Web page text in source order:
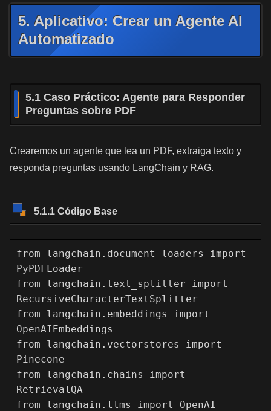
5. Aplicativo: Crear un Agente AI
Automatizado
5.1 Caso Práctico: Agente para Responder
Preguntas sobre PDF
Crearemos un agente que lea un PDF, extraiga texto y
responda preguntas usando LangChain y RAG.
5.1.1 Código Base
from langchain.document_loaders import
PyPDFLoader
from langchain.text_splitter import
RecursiveCharacterTextSplitter
from langchain.embeddings import
OpenAIEmbeddings
from langchain.vectorstores import
Pinecone
from langchain.chains import
RetrievalQA
from langchain.llms import OpenAI